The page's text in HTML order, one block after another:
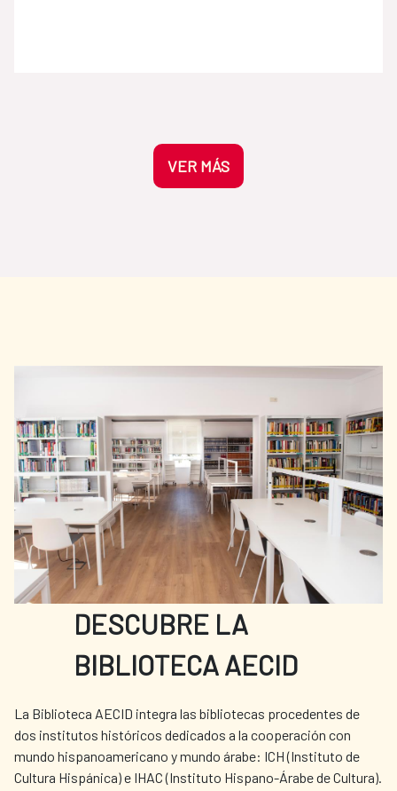
lo definió como “el primer artista moderno
colombiano” por la originalidad de su
lenguaje pictórico. La obra fue prestada en
versión: La mesa del Gólgota, Óleo sobre
información consultar el catálogo: Blanco
Conde, Mª. (2016). Catálogo de la colección
artística de la Agencia. AECID. Disponible
en línea.
VER MÁS
DESCUBRE LA
BIBLIOTECA AECID
La Biblioteca AECID integra las bibliotecas procedentes de
dos institutos históricos dedicados a la cooperación con
mundo hispanoamericano y mundo árabe: ICH (Instituto de
Cultura Hispánica) e IHAC (Instituto Hispano-Árabe de Cultura).